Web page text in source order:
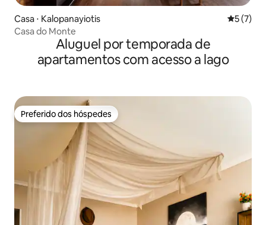
Casa ⋅ Kalopanayiotis 5 de
5 (7)
Casa do Monte
Aluguel por temporada de
apartamentos com acesso a lago
Preferido dos hóspedes
Preferido dos hóspedes